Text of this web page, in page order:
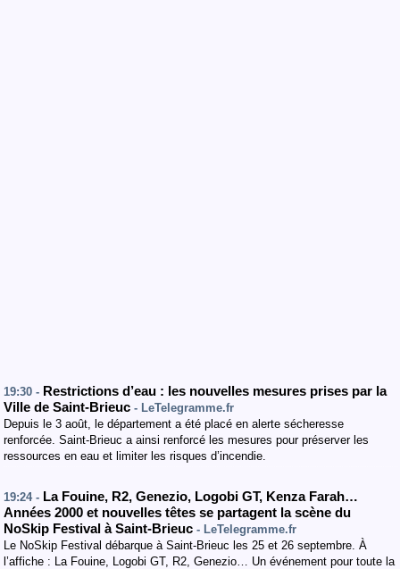
19:30 - Restrictions d’eau : les nouvelles mesures prises par la
Ville de Saint-Brieuc - LeTelegramme.fr
Depuis le 3 août, le département a été placé en alerte sécheresse
renforcée. Saint-Brieuc a ainsi renforcé les mesures pour préserver les
ressources en eau et limiter les risques d’incendie.
19:24 - La Fouine, R2, Genezio, Logobi GT, Kenza Farah…
Années 2000 et nouvelles têtes se partagent la scène du
NoSkip Festival à Saint-Brieuc - LeTelegramme.fr
Le NoSkip Festival débarque à Saint-Brieuc les 25 et 26 septembre. À
l’affiche : La Fouine, Logobi GT, R2, Genezio… Un événement pour toute la